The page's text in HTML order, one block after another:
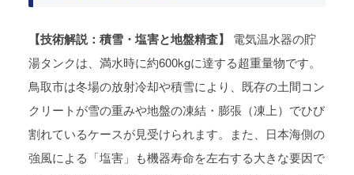
【技術解説：積雪・塩害と地盤精査】
電気温水器の貯
湯タンクは、満水時に約600kgに達する超重量物です。
鳥取市は冬場の放射冷却や積雪により、既存の土間コン
クリートが雪の重みや地盤の凍結・膨張（凍上）でひび
割れているケースが見受けられます。また、日本海側の
強風による「塩害」も機器寿命を左右する大きな要因で